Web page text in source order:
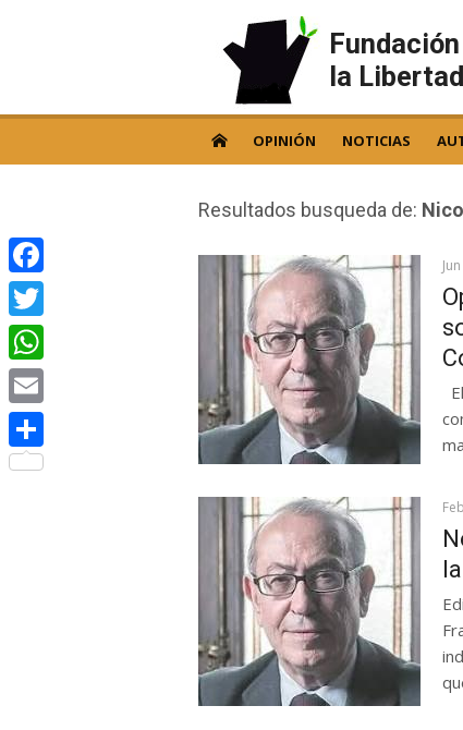
la Libertad
OPINIÓN NOTICIAS
Resultados busqueda de:
Facebook
Twitter
WhatsApp
Email
Compartir